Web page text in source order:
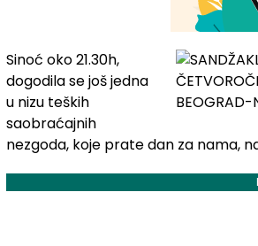
Sinoć oko 21.30h,
dogodila se još jedna
u nizu teških
saobraćajnih
nezgoda, koje prate dan za nama,